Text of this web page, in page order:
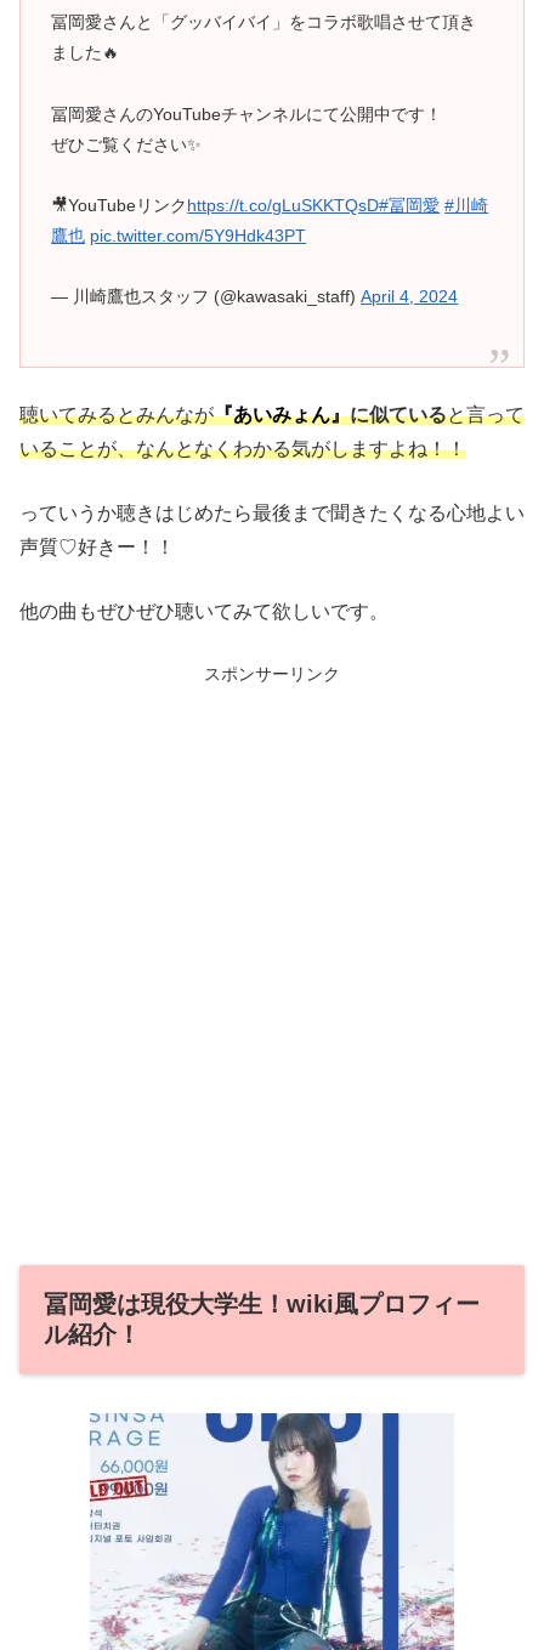
冨岡愛さんと「グッバイバイ」をコラボ歌唱させて頂き
ました🔥
冨岡愛さんのYouTubeチャンネルにて公開中です！
ぜひご覧ください✨
🎥YouTubeリンクhttps://t.co/gLuSKKTQsD#冨岡愛 #川崎
鷹也 pic.twitter.com/5Y9Hdk43PT
— 川崎鷹也スタッフ (@kawasaki_staff)April 4, 2024
聴いてみるとみんなが『あいみょん』に似ていると言って
いることが、なんとなくわかる気がしますよね！！
っていうか聴きはじめたら最後まで聞きたくなる心地よい
声質♡好きー！！
他の曲もぜひぜひ聴いてみて欲しいです。
スポンサーリンク
冨岡愛は現役大学生！wiki風プロフィー
ル紹介！